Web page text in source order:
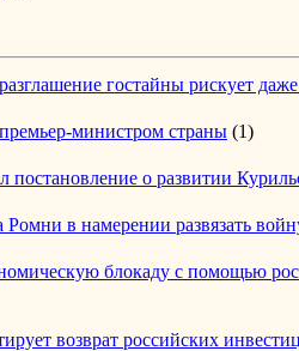
гостайны рискует
министром страны (1)
о развитии
в намерении развязать
блокаду с помощью
возврат российских